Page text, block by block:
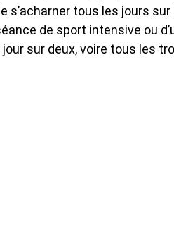
s’acharner tous les jours sur
de sport intensive ou
jour sur deux, voire tous les